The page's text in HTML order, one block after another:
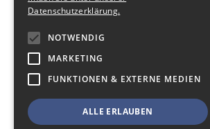
Datenschutzerklärung.
NOTWENDIG
MARKETING
FUNKTIONEN & EXTERNE MEDIEN
ALLE ERLAUBEN